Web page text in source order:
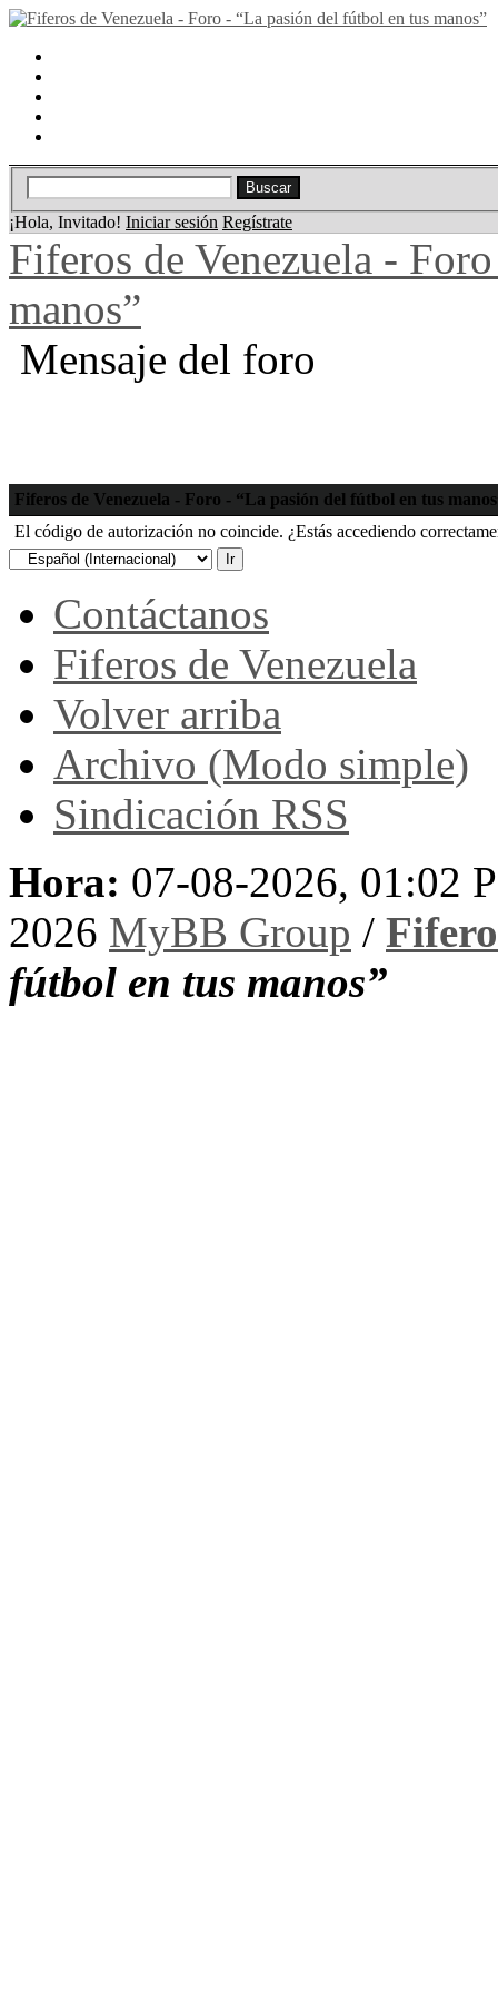
¡Hola, Invitado! Iniciar sesión Regístrate
Fiferos de Venezuela -
manos”
Mensaje del foro
Fiferos de Venezuela - Foro - “La pasión del fútbol en tus
El código de autorización no coincide. ¿Estás accediendo
Contáctanos
Fiferos de Venezuela
Volver arriba
Archivo (Modo simple)
Sindicación RSS
Hora: 07-08-2026, 01:02
2026 MyBB Group /
fútbol en tus manos”